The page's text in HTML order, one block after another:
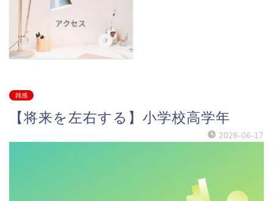
雑感
【将来を左右する】小学校高学年
2026-06-17